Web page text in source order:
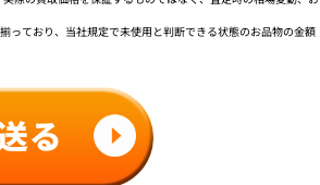
っており、当社規定で未使用と判断できる状態のお品物の金額